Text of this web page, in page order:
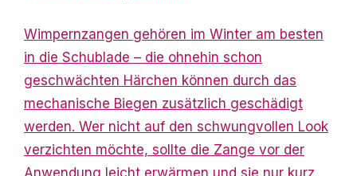
Wimpernzangen gehören im Winter am besten
in die Schublade – die ohnehin schon
geschwächten Härchen können durch das
mechanische Biegen zusätzlich geschädigt
werden. Wer nicht auf den schwungvollen Look
verzichten möchte, sollte die Zange vor der